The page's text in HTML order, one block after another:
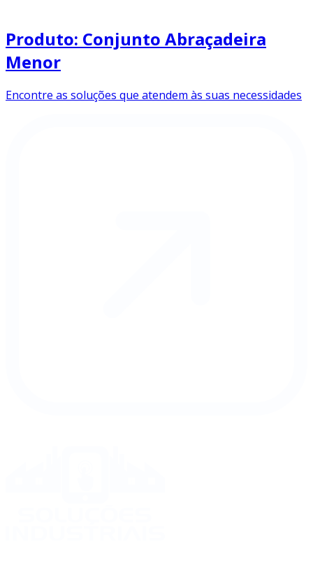
Produto: Conjunto Abraçadeira
Menor
Encontre as soluções que atendem às suas necessidades